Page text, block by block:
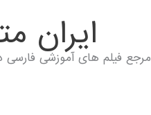
ايران
مرجع فیلم های آموزشی